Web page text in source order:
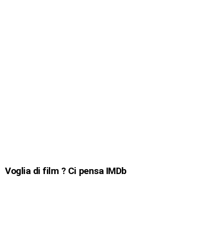
Voglia di film ? Ci pensa IMDb